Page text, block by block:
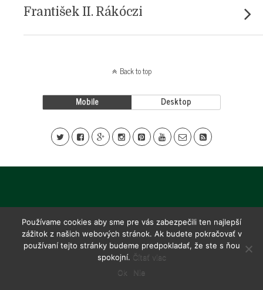
František II. Rákóczi
Back to top
Mobile Desktop
Používame cookies aby sme pre vás zabezpečili ten najlepší
zážitok z našich webových stránok. Ak budete pokračovať v
používaní tejto stránky budeme predpokladať, že ste s ňou
spokojní. Čítať viac
Ok
Nie